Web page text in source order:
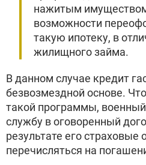
нажитым
возможности
такую ипотеку, в
жилищного займа.
В данном случае кредит
безвозмездной основе.
такой программы,
службу в оговоренный
результате его страховые
перечисляться на